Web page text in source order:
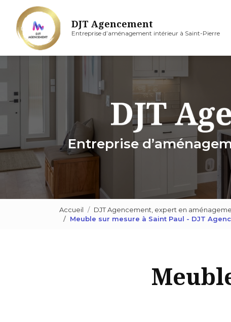
contenu
principal
DJT Agencement
Entreprise d’aménagement intérieur à Saint-Pierre
Entreprise
Accueil DJT Agencement, expert en
Meuble sur mesure à Saint Paul - DJT